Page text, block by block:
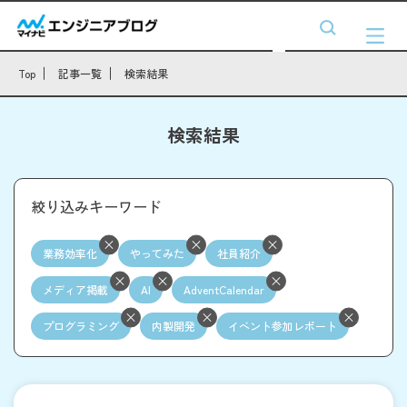
Top 記事一覧 検索結果
検索結果
絞り込みキーワード
業務効率化 やってみた 社員紹介
メディア掲載 AI AdventCalendar
プログラミング 内製開発 イベント参加レポート